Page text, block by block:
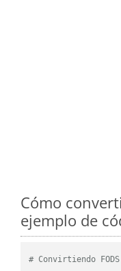
Cómo
ejemplo de
# Convirtiendo FODS